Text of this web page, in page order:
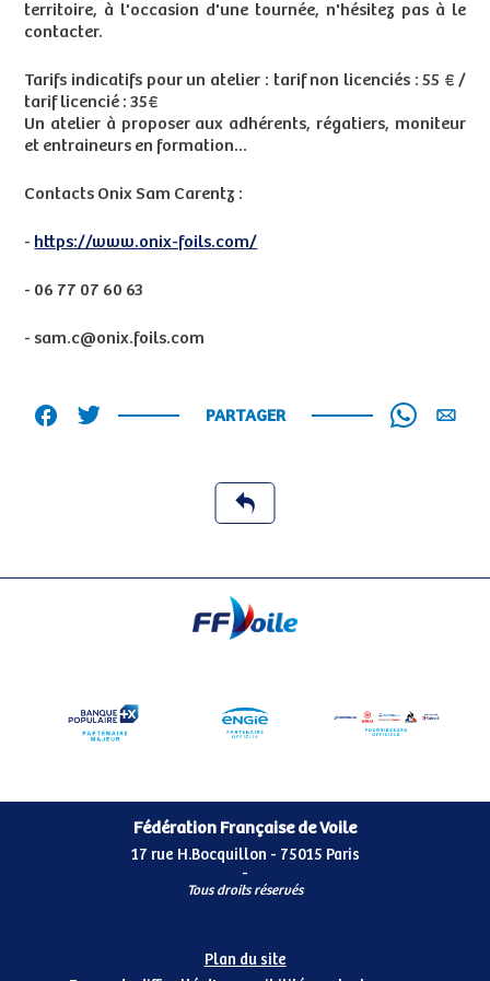
territoire, à l'occasion d'une tournée, n'hésitez pas à le
contacter.
Tarifs indicatifs pour un atelier : tarif non licenciés : 55 € /
tarif licencié : 35€
Un atelier à proposer aux adhérents, régatiers, moniteur
et entraineurs en formation...
Contacts Onix Sam Carentz :
- https://www.onix-foils.com/
- 06 77 07 60 63
- sam.c@onix.foils.com
PARTAGER
Fédération Française de Voile
17 rue H.Bocquillon - 75015 Paris
-
Tous droits réservés
Plan du site